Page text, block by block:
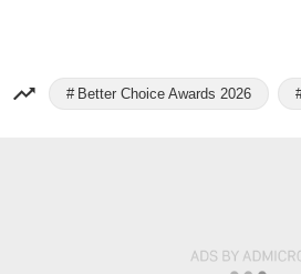
Better Choice Awards 2026